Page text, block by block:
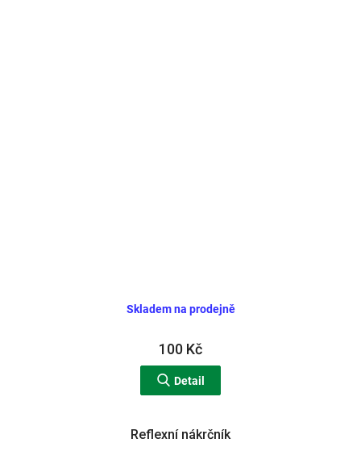
Skladem na prodejně
100 Kč
Detail
Reflexní nákrčník